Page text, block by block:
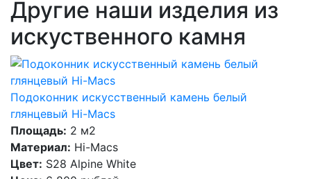
Другие наши изделия из
искуственного камня
Подоконник искусственный камень белый
глянцевый Hi-Macs
Площадь: 2 м2
Материал: Hi-Macs
Цвет: S28 Alpine White